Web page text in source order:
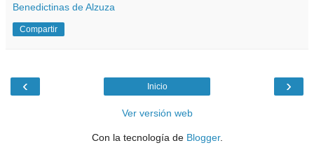
Benedictinas de Alzuza
Compartir
‹ ›
Inicio
Ver versión web
Con la tecnología de Blogger.